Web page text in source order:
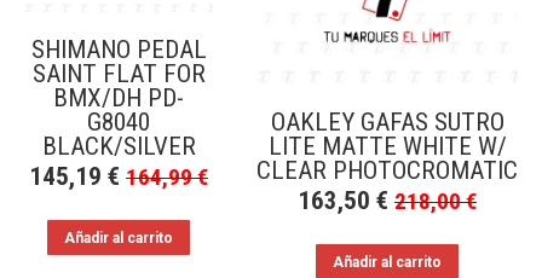
SHIMANO PEDAL
SAINT FLAT FOR
BMX/DH PD-
G8040
BLACK/SILVER
145,19 € 164,99€
Añadir al carrito
OAKLEY GAFAS SUTRO
LITE MATTE WHITE W/
CLEAR PHOTOCROMATIC
163,50 € 218,00€
Añadir al carrito